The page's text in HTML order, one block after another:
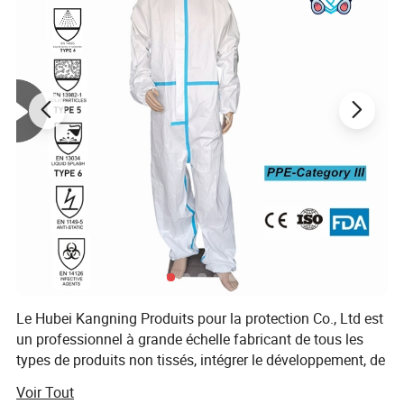
Avantage pourblouses d'isolement jetables:
Construction tri-couche en SMS avec une ceinture à la taille, une
fermeture à nouer au cou et des poignets tricotés. Résistant aux
Le Hubei Kangning Produits pour la protection Co., Ltd est
un professionnel à grande échelle fabricant de tous les
types de produits non tissés, intégrer le développement, de
Voir Tout